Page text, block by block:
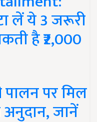
लें ये 3 जरूरी
है ₹2,000
पर मिल
अनुदान, जानें